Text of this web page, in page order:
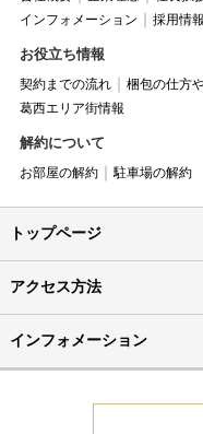
インフォメーション
採用情報
お役立ち情報
契約までの流れ 梱包の仕方
葛西エリア街情報
解約について
お部屋の解約 駐車場の解約
トップページ
アクセス方法
インフォメーション